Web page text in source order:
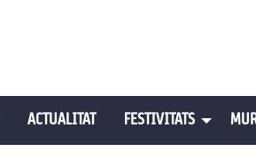
ACTUALITAT FESTIVITATS